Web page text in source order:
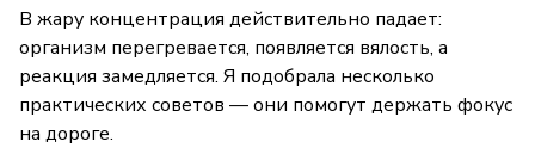
В жару концентрация действительно падает:
организм перегревается, появляется вялость, а
реакция замедляется. Я подобрала несколько
практических советов — они помогут держать фокус
на дороге.